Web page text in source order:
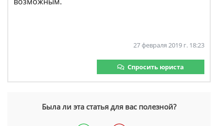
27 февраля 2019 г. 18:23
Спросить юриста
Была ли эта статья для вас полезной?